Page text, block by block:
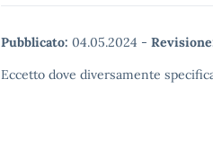
Pubblicato: 04.05.2024 -
Eccetto dove diversamente